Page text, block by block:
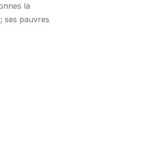
la
ses pauvres